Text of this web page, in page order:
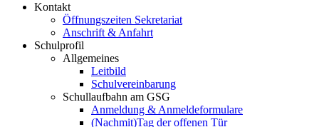
Kontakt
Öffnungszeiten Sekretariat
Anschrift & Anfahrt
Schulprofil
Allgemeines
Leitbild
Schulvereinbarung
Schullaufbahn am GSG
Anmeldung & Anmeldeformulare
(Nachmit)Tag der offenen Tür